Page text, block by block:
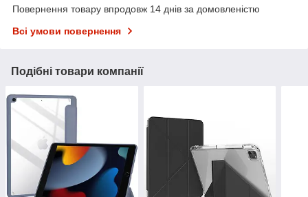
Повернення товару впродовж 14 днів за домовленістю
Всі умови повернення
Подібні товари компанії